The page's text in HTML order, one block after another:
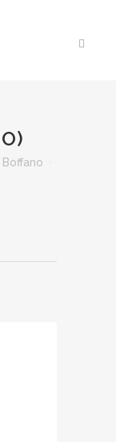
Boffano